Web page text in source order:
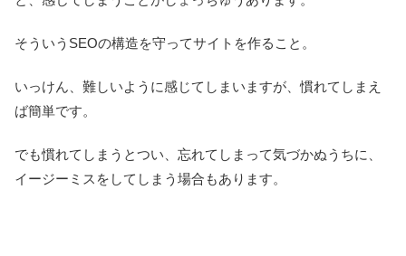
そういうSEOの構造を守ってサイトを作ること。
いっけん、難しいように感じてしまいますが、慣れてしまえ
ば簡単です。
でも慣れてしまうとつい、忘れてしまって気づかぬうちに、
イージーミスをしてしまう場合もあります。